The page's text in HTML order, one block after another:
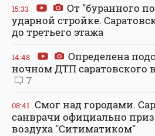
15:33
От "буранного
ударной стройке.
до третьего этажа
14:48
Определена
ночном ДТП саратовского
7
08:41 Смог над городами.
санврачи официально
воздуха "Ситиматиком"